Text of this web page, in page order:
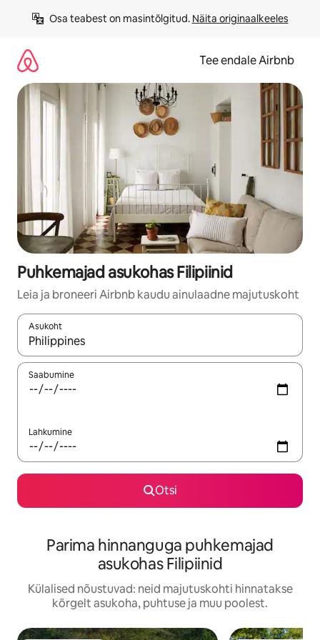
Osa teabest on masintõlgitud. Näita originaalkeeles
Tee endale Airbnb
Puhkemajad asukohas Filipiinid
Leia ja broneeri Airbnb kaudu ainulaadne majutuskoht
Asukoht
Kui tulemused on kuvatud, liigu ekraanil nooleklahvidega või
Saabumine
Lahkumine
Otsi
Parima hinnanguga puhkemajad
asukohas Filipiinid
Külalised nõustuvad: neid majutuskohti hinnatakse
kõrgelt asukoha, puhtuse ja muu poolest.